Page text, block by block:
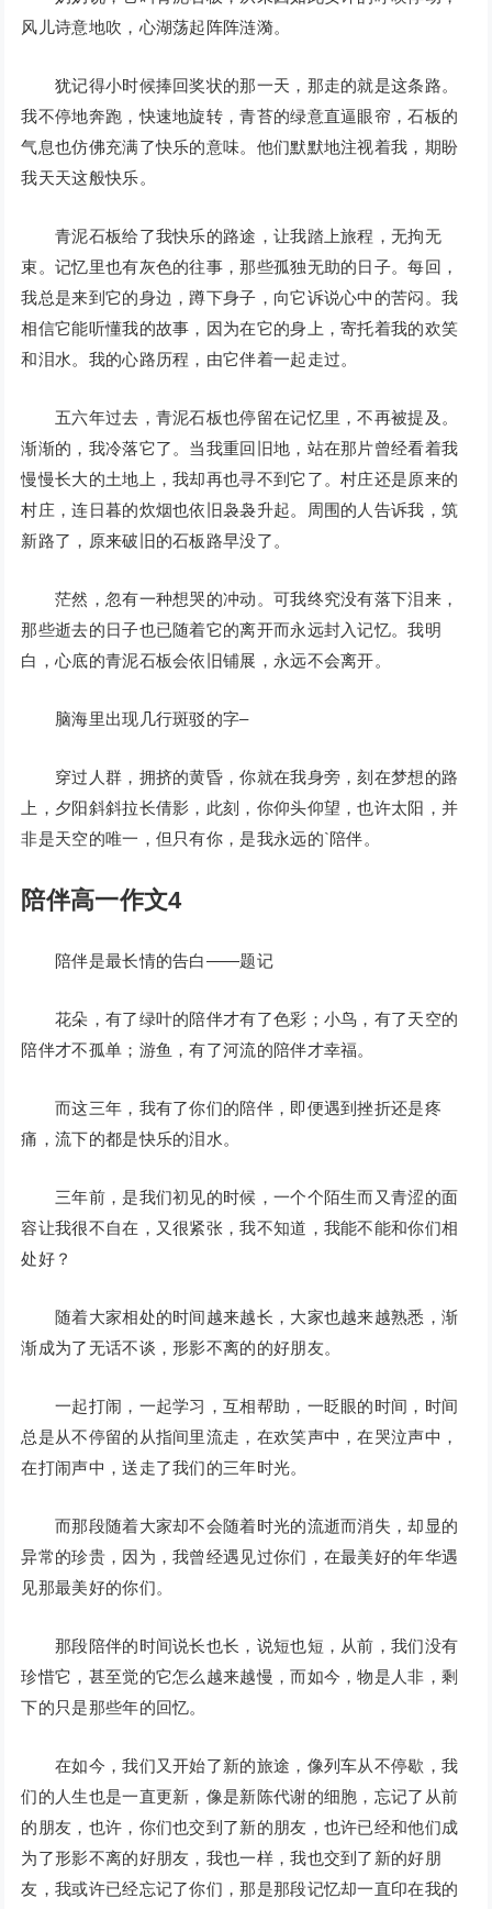
风儿诗意地吹，心湖荡起阵阵涟漪。
犹记得小时候捧回奖状的那一天，那走的就是这条路。
我不停地奔跑，快速地旋转，青苔的绿意直逼眼帘，石板的
气息也仿佛充满了快乐的意味。他们默默地注视着我，期盼
我天天这般快乐。
青泥石板给了我快乐的路途，让我踏上旅程，无拘无
束。记忆里也有灰色的往事，那些孤独无助的日子。每回，
我总是来到它的身边，蹲下身子，向它诉说心中的苦闷。我
相信它能听懂我的故事，因为在它的身上，寄托着我的欢笑
和泪水。我的心路历程，由它伴着一起走过。
五六年过去，青泥石板也停留在记忆里，不再被提及。
渐渐的，我冷落它了。当我重回旧地，站在那片曾经看着我
慢慢长大的土地上，我却再也寻不到它了。村庄还是原来的
村庄，连日暮的炊烟也依旧袅袅升起。周围的人告诉我，筑
新路了，原来破旧的石板路早没了。
茫然，忽有一种想哭的冲动。可我终究没有落下泪来，
那些逝去的日子也已随着它的离开而永远封入记忆。我明
白，心底的青泥石板会依旧铺展，永远不会离开。
脑海里出现几行斑驳的字–
穿过人群，拥挤的黄昏，你就在我身旁，刻在梦想的路
上，夕阳斜斜拉长倩影，此刻，你仰头仰望，也许太阳，并
非是天空的唯一，但只有你，是我永远的`陪伴。
陪伴高一作文4
陪伴是最长情的告白——题记
花朵，有了绿叶的陪伴才有了色彩；小鸟，有了天空的
陪伴才不孤单；游鱼，有了河流的陪伴才幸福。
而这三年，我有了你们的陪伴，即便遇到挫折还是疼
痛，流下的都是快乐的泪水。
三年前，是我们初见的时候，一个个陌生而又青涩的面
容让我很不自在，又很紧张，我不知道，我能不能和你们相
处好？
随着大家相处的时间越来越长，大家也越来越熟悉，渐
渐成为了无话不谈，形影不离的的好朋友。
一起打闹，一起学习，互相帮助，一眨眼的时间，时间
总是从不停留的从指间里流走，在欢笑声中，在哭泣声中，
在打闹声中，送走了我们的三年时光。
而那段随着大家却不会随着时光的流逝而消失，却显的
异常的珍贵，因为，我曾经遇见过你们，在最美好的年华遇
见那最美好的你们。
那段陪伴的时间说长也长，说短也短，从前，我们没有
珍惜它，甚至觉的它怎么越来越慢，而如今，物是人非，剩
下的只是那些年的回忆。
在如今，我们又开始了新的旅途，像列车从不停歇，我
们的人生也是一直更新，像是新陈代谢的细胞，忘记了从前
的朋友，也许，你们也交到了新的朋友，也许已经和他们成
为了形影不离的好朋友，我也一样，我也交到了新的好朋
友，我或许已经忘记了你们，那是那段记忆却一直印在我的